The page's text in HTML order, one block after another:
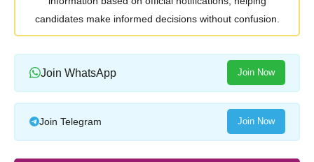
candidates make informed decisions without confusion.
Join WhatsApp Join Now
Join Telegram Join Now